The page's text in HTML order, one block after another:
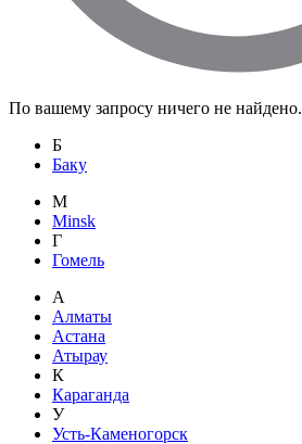
По вашему запросу ничего не найдено.
Б
Баку
M
Minsk
Г
Гомель
А
Алматы
Астана
Атырау
К
Караганда
У
Усть-Каменогорск